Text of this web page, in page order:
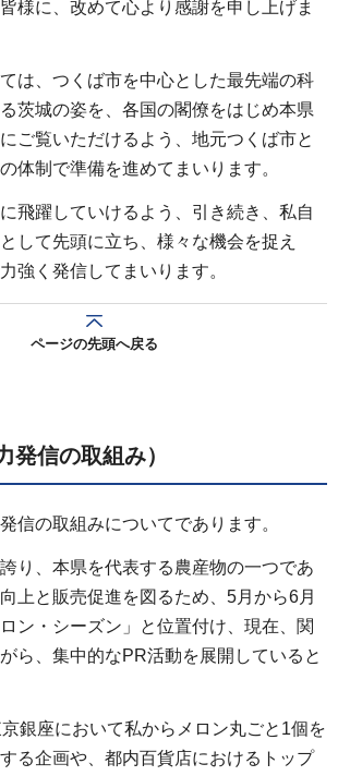
様に、改めて心より感謝を申し上げま
は、つくば市を中心とした最先端の科
茨城の姿を、各国の閣僚をはじめ本県
ご覧いただけるよう、地元つくば市と
体制で準備を進めてまいります。
飛躍していけるよう、引き続き、私自
して先頭に立ち、様々な機会を捉え
強く発信してまいります。
ページの先頭へ戻る
発信の取組み）
信の取組みについてであります。
り、本県を代表する農産物の一つであ
上と販売促進を図るため、5月から6月
ン・シーズン」と位置付け、現在、関
ら、集中的なPR活動を展開していると
銀座において私からメロン丸ごと1個を
る企画や、都内百貨店におけるトップ